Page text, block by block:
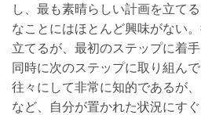
し、最も素晴らしい計画を立て
なことにはほとんど興味がない
立てるが、最初のステップに着
同時に次のステップに取り組ん
往々にして非常に知的であるが
など、自分が置かれた状況にす